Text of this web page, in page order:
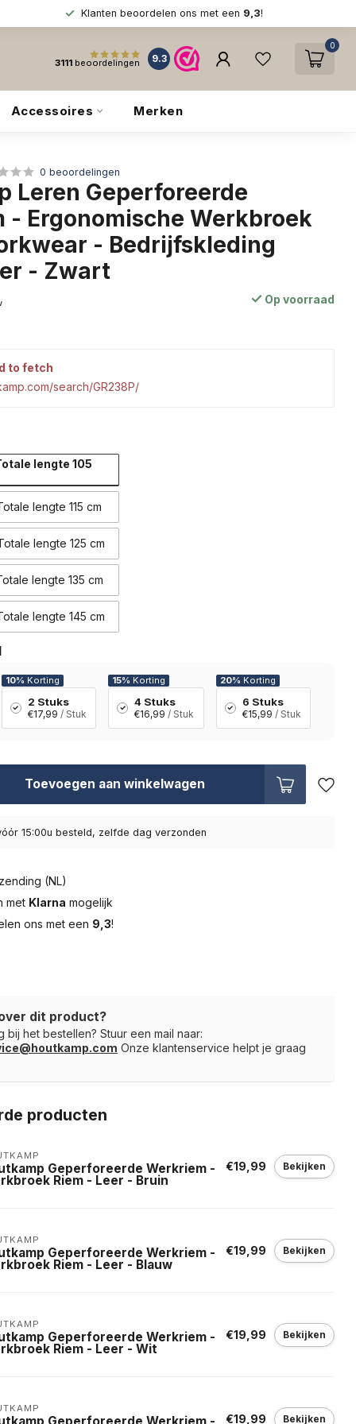
Klanten beoordelen ons met een 9,3!
3111 beoordelingen 9.3
0
Accessoires Merken
0 beoordelingen
Leren Geperforeerde
- Ergonomische Werkbroek
- Bedrijfskleding
- Zwart
Op voorraad
to fetch
search/GR238P/
lengte 105
lengte 115 cm
lengte 125 cm
lengte 135 cm
lengte 145 cm
10% Korting
2 Stuks
€17,99 / Stuk
15% Korting
4 Stuks
€16,99 / Stuk
20% Korting
6 Stuks
€15,99 / Stuk
Toevoegen aan winkelwagen
15:00u besteld, zelfde dag verzonden
(NL)
met Klarna mogelijk
ons met een 9,3!
dit product?
bij het bestellen? Stuur een mail naar:
Onze klantenservice helpt je graag
producten
Geperforeerde Werkriem -
Riem - Leer - Bruin
€19,99 Bekijken
Geperforeerde Werkriem -
Riem - Leer - Blauw
€19,99 Bekijken
Geperforeerde Werkriem -
Riem - Leer - Wit
€19,99 Bekijken
€19,99 Bekijken